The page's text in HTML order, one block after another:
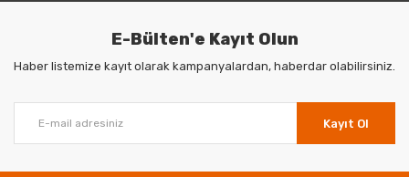
E-Bülten'e Kayıt Olun
Haber listemize kayıt olarak kampanyalardan, haberdar olabilirsiniz.
Kayıt Ol